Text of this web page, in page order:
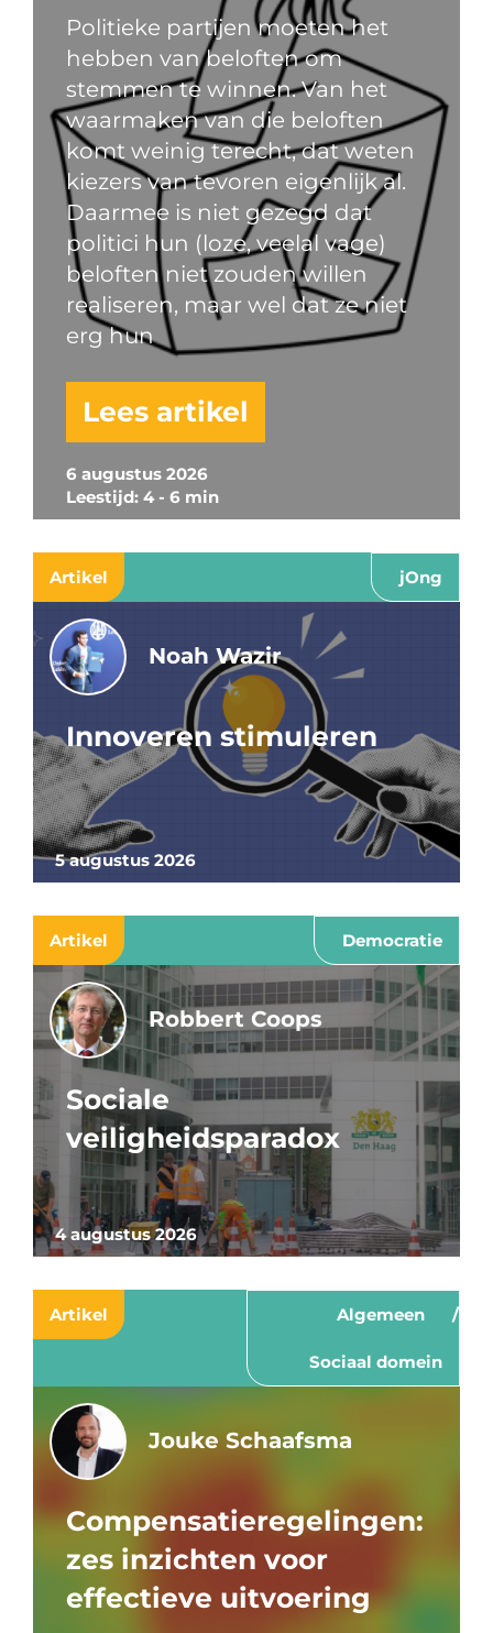
6 augustus 2026
Leestijd: 4 - 6 min
Politieke partijen moeten het
hebben van beloften om
stemmen te winnen. Van het
waarmaken van die beloften
komt weinig terecht, dat weten
kiezers van tevoren eigenlijk al.
Daarmee is niet gezegd dat
politici hun (loze, veelal vage)
beloften niet zouden willen
realiseren, maar wel dat ze niet
erg hun
Lees artikel
Artikel jOng
5 augustus 2026
Noah Wazir
Innoveren stimuleren
Artikel Democratie
4 augustus 2026
Robbert Coops
Sociale
veiligheidsparadox
Artikel Algemeen
Sociaal domein
Jouke Schaafsma
Compensatieregelingen:
zes inzichten voor
effectieve uitvoering